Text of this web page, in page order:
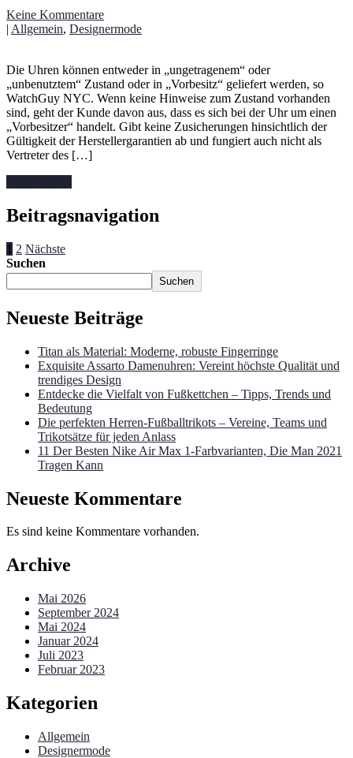
Keine Kommentare
| Allgemein, Designermode
Die Uhren können entweder in „ungetragenem“ oder
„unbenutztem“ Zustand oder in „Vorbesitz“ geliefert werden, so
WatchGuy NYC. Wenn keine Hinweise zum Zustand vorhanden
sind, geht der Kunde davon aus, dass es sich bei der Uhr um einen
„Vorbesitzer“ handelt. Gibt keine Zusicherungen hinsichtlich der
Gültigkeit der Herstellergarantien ab und fungiert auch nicht als
Vertreter des […]
Beitragsnavigation
1 2 Nächste
Suchen
Suchen
Neueste Beiträge
Titan als Material: Moderne, robuste Fingerringe
Exquisite Assarto Damenuhren: Vereint höchste Qualität und
trendiges Design
Entdecke die Vielfalt von Fußkettchen – Tipps, Trends und
Bedeutung
Die perfekten Herren-Fußballtrikots – Vereine, Teams und
Trikotsätze für jeden Anlass
11 Der Besten Nike Air Max 1-Farbvarianten, Die Man 2021
Tragen Kann
Neueste Kommentare
Es sind keine Kommentare vorhanden.
Archive
Mai 2026
September 2024
Mai 2024
Januar 2024
Juli 2023
Februar 2023
Kategorien
Allgemein
Designermode